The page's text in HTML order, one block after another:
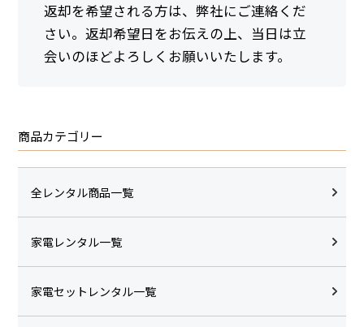
返却を希望される方は、弊社にご連絡くだ
さい。返却希望日をお伝えの上、当日は立
会いのほどよろしくお願いいたします。
商品カテゴリー
全レンタル商品一覧
家電レンタル一覧
家電セットレンタル一覧